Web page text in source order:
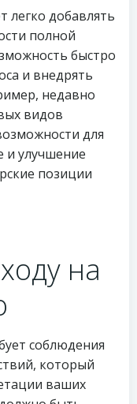
легко добавлять
полной
быстро
и внедрять
недавно
видов
для
и улучшение
позиции
на
соблюдения
который
ваших